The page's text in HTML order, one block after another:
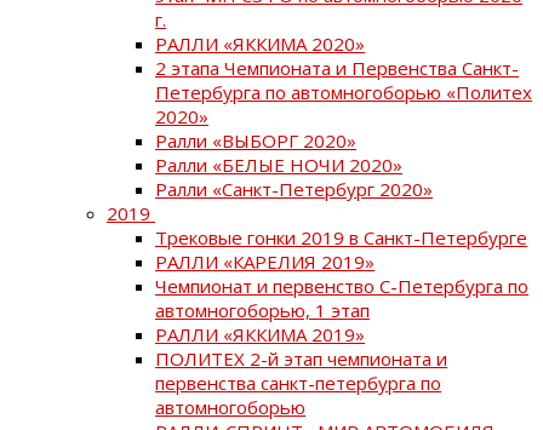
г.
РАЛЛИ «ЯККИМА 2020»
2 этапа Чемпионата и Первенства Санкт-
Петербурга по автомногоборью «Политех
2020»
Ралли «ВЫБОРГ 2020»
Ралли «БЕЛЫЕ НОЧИ 2020»
Ралли «Санкт-Петербург 2020»
2019
Трековые гонки 2019 в Санкт-Петербурге
РАЛЛИ «КАРЕЛИЯ 2019»
Чемпионат и первенство С-Петербурга по
автомногоборью, 1 этап
РАЛЛИ «ЯККИМА 2019»
ПОЛИТЕХ 2-й этап чемпионата и
первенства санкт-петербурга по
автомногоборью